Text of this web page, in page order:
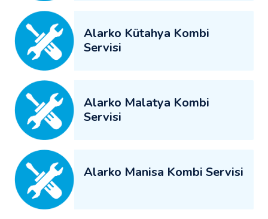
Alarko Kütahya Kombi
Servisi
Alarko Malatya Kombi
Servisi
Alarko Manisa Kombi Servisi